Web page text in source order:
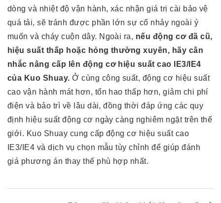
dòng và nhiệt độ vận hành, xác nhận giá trị cài bảo vệ
quá tải, sẽ tránh được phần lớn sự cố nhảy ngoài ý
muốn và cháy cuộn dây. Ngoài ra, nếu động cơ đã cũ,
hiệu suất thấp hoặc hỏng thường xuyên, hãy cân
nhắc nâng cấp lên động cơ hiệu suất cao IE3/IE4
của Kuo Shuay. Ở cùng công suất, động cơ hiệu suất
cao vận hành mát hơn, tổn hao thấp hơn, giảm chi phí
điện và bảo trì về lâu dài, đồng thời đáp ứng các quy
định hiệu suất động cơ ngày càng nghiêm ngặt trên thế
giới. Kuo Shuay cung cấp động cơ hiệu suất cao
IE3/IE4 và dịch vụ chọn mẫu tùy chỉnh để giúp đánh
giá phương án thay thế phù hợp nhất.